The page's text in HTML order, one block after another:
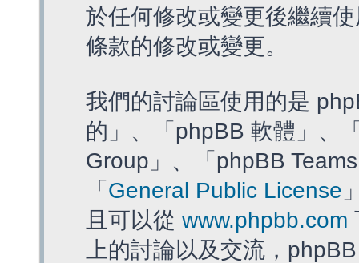
於任何修改或變更後繼續
條款的修改或變更。
我們的討論區使用的是
的」、「phpBB 軟體」、
Group」、「phpBB
「 General Public License
且可以從 www.phpbb.com
上的討論以及交流，